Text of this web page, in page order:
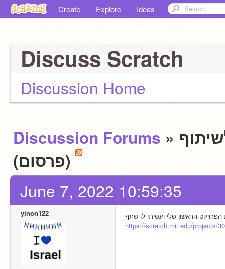
Create Explore Ideas
Discuss Scratch
Discussion Home
Discussion Forums »
June 7, 2022 10:59:35
yinon122
הראשון שלי ועשיתי לו שתף
https://scratch.mit.edu/projects/